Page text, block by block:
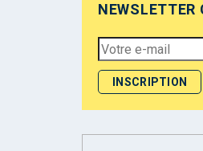
NEWSLETTER